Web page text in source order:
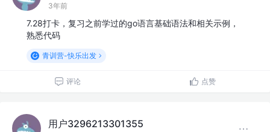
3年前
7.28打卡，复习之前学过的go语言基础语法和相关示例，
熟悉代码
青训营-快乐出发
评论 点赞
用户3296213301355